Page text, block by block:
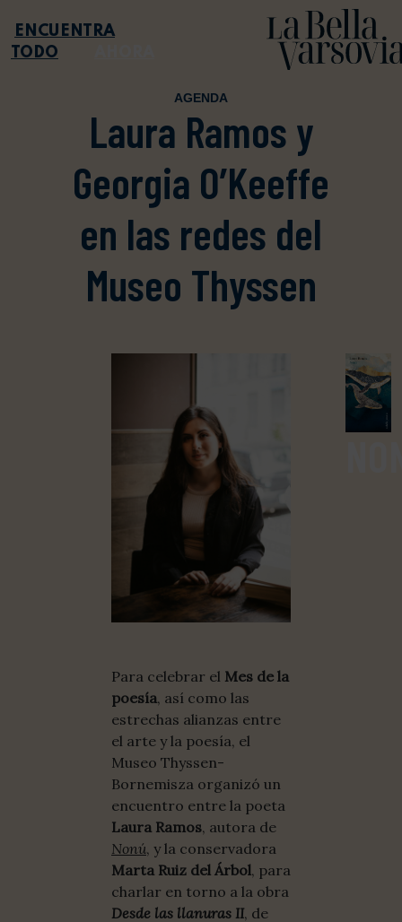
TODO
AGENDA
Laura Ramos y
Georgia O’Keeffe
en las redes del
Museo Thyssen
Para celebrar el Mes de la
poesía, así como las
estrechas alianzas entre
el arte y la poesía, el
Museo Thyssen-
Bornemisza organizó un
encuentro entre la poeta
Laura Ramos, autora de
Nonú, y la conservadora
Marta Ruiz del Árbol, para
charlar en torno a la obra
Desde las llanuras II, de